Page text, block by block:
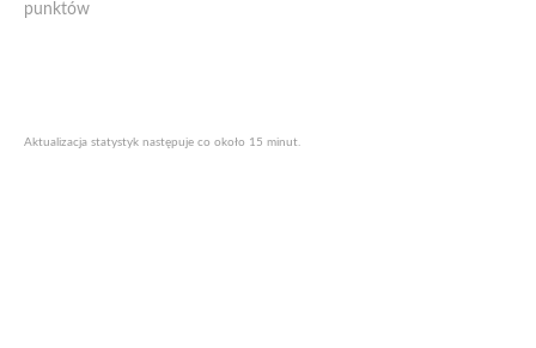
punktów
Aktualizacja statystyk następuje co około 15 minut.